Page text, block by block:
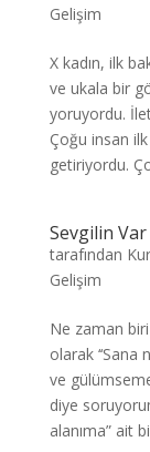
Gelişim
X kadın, ilk
ve ukala bir
yoruyordu.
Çoğu insan
getiriyordu.
Sevgilin Var
tarafından
Gelişim
Ne zaman biri
olarak
ve
diye
alanıma” ait